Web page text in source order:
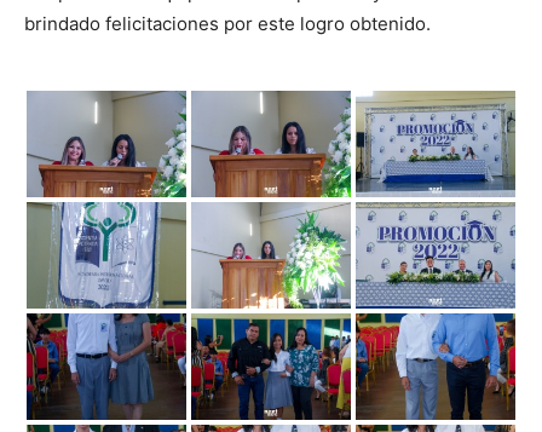
brindado felicitaciones por este logro obtenido.